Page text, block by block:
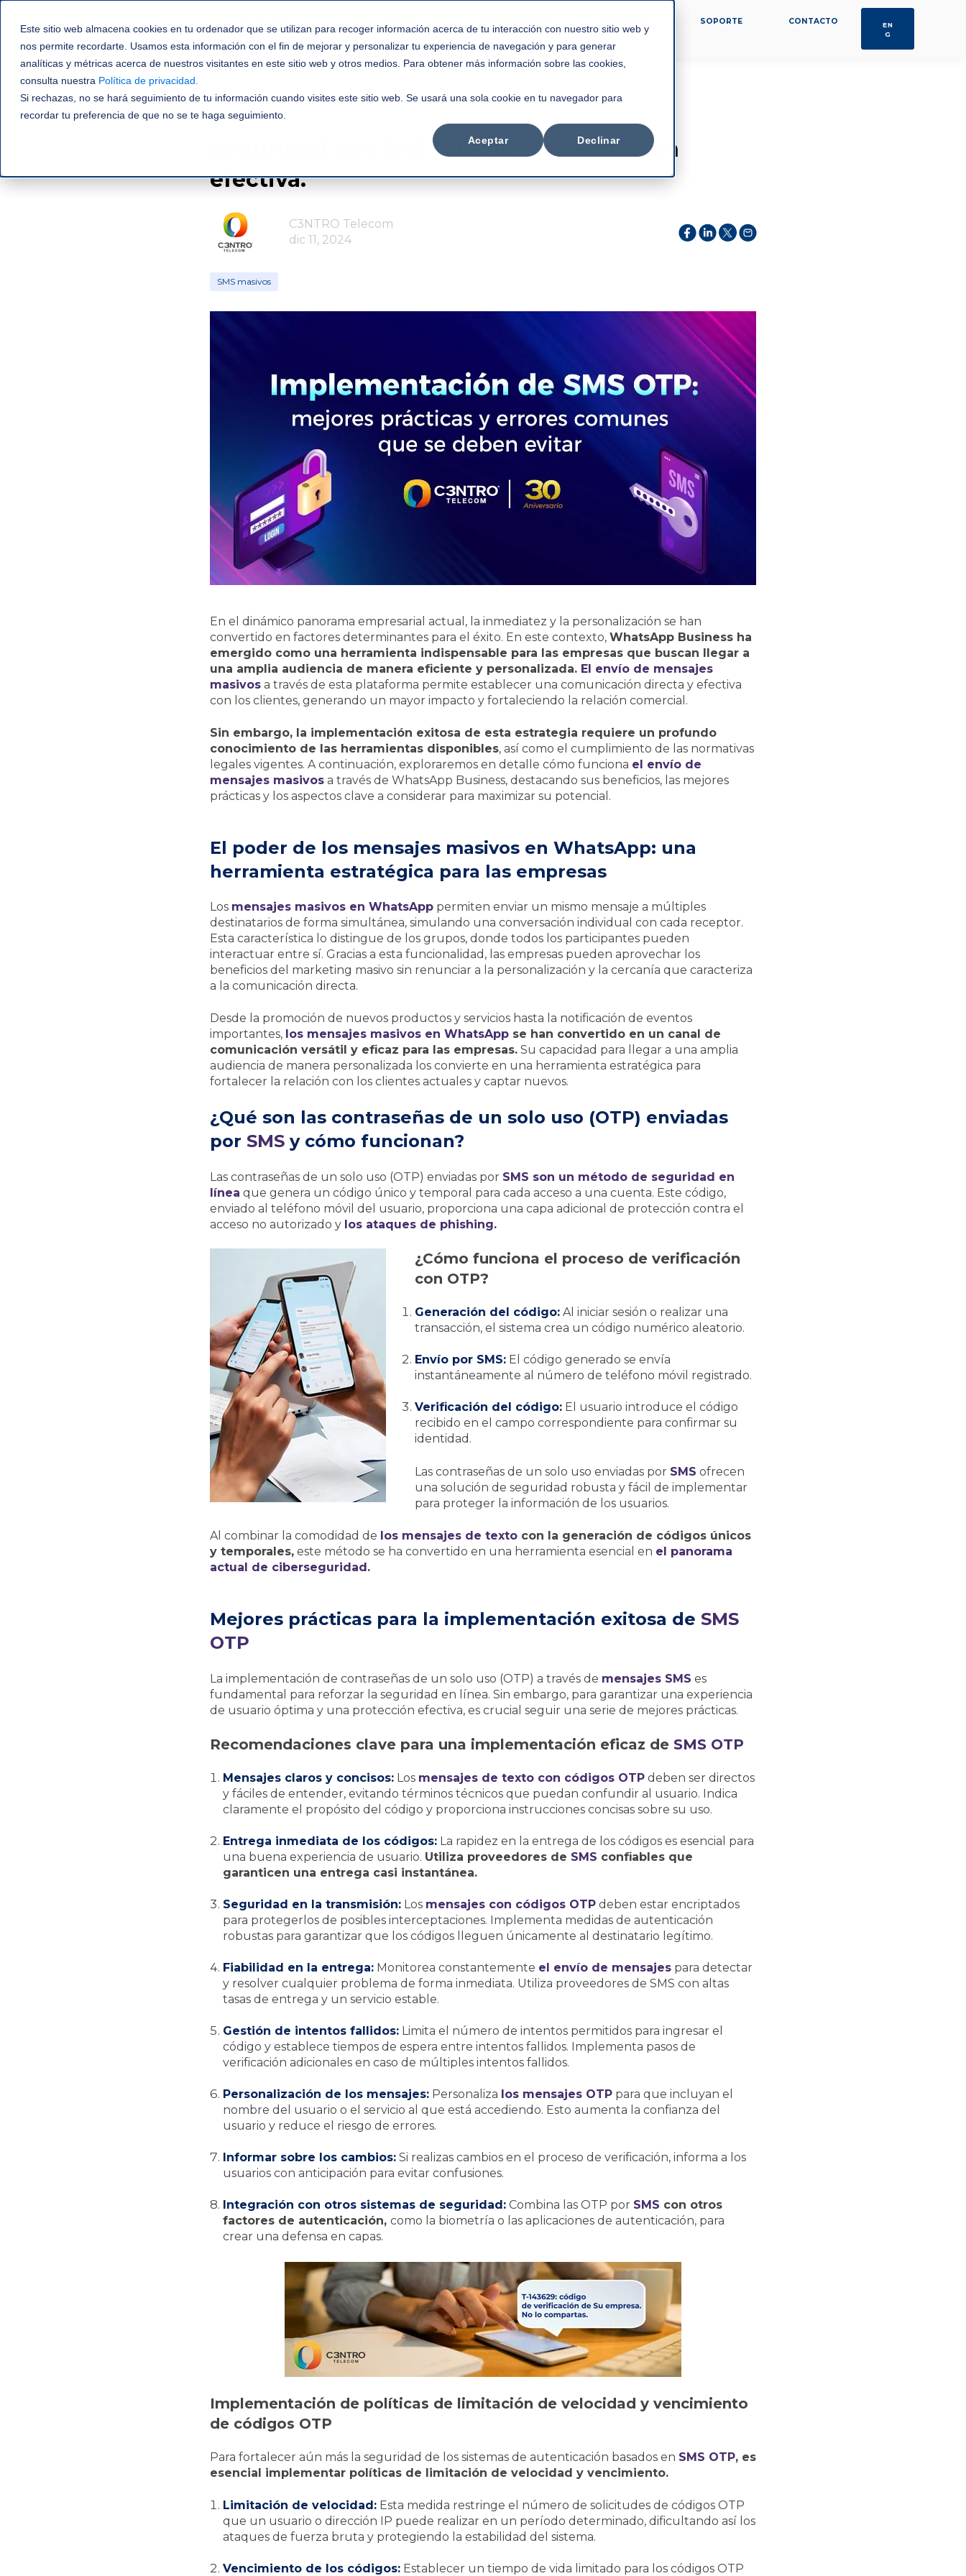
Este sitio web almacena cookies en tu ordenador que se utilizan para recoger información acerca de tu interacción con nuestro sitio web y
nos permite recordarte. Usamos esta información con el fin de mejorar y personalizar tu experiencia de navegación y para generar
analíticas y métricas acerca de nuestros visitantes en este sitio web y otros medios. Para obtener más información sobre las cookies,
consulta nuestra Política de privacidad
Si rechazas, no se hará seguimiento de tu información cuando visites este sitio web. Se usará una sola cookie en tu navegador para
recordar tu preferencia de que no se te haga seguimiento.
Aceptar Declinar
SOLUTIONS
GLOBAL
SOPORTE CONTACTO
EN
G
SMS masivos
Seguridad con SMS OTP: Implementación
efectiva.
C3NTRO Telecom
dic 11, 2024
SMS masivos
En el dinámico panorama empresarial actual, la inmediatez y la personalización se han
convertido en factores determinantes para el éxito. En este contexto, WhatsApp Business ha
emergido como una herramienta indispensable para las empresas que buscan llegar a
una amplia audiencia de manera eficiente y personalizada. El envío de mensajes
masivos a través de esta plataforma permite establecer una comunicación directa y efectiva
con los clientes, generando un mayor impacto y fortaleciendo la relación comercial.
Sin embargo, la implementación exitosa de esta estrategia requiere un profundo
conocimiento de las herramientas disponibles, así como el cumplimiento de las normativas
legales vigentes. A continuación, exploraremos en detalle cómo funciona el envío de
mensajes masivos a través de WhatsApp Business, destacando sus beneficios, las mejores
prácticas y los aspectos clave a considerar para maximizar su potencial.
El poder de los mensajes masivos en WhatsApp: una
herramienta estratégica para las empresas
Los mensajes masivos en WhatsApp permiten enviar un mismo mensaje a múltiples
destinatarios de forma simultánea, simulando una conversación individual con cada receptor.
Esta característica lo distingue de los grupos, donde todos los participantes pueden
interactuar entre sí. Gracias a esta funcionalidad, las empresas pueden aprovechar los
beneficios del marketing masivo sin renunciar a la personalización y la cercanía que caracteriza
a la comunicación directa.
Desde la promoción de nuevos productos y servicios hasta la notificación de eventos
importantes, los mensajes masivos en WhatsApp se han convertido en un canal de
comunicación versátil y eficaz para las empresas. Su capacidad para llegar a una amplia
audiencia de manera personalizada los convierte en una herramienta estratégica para
fortalecer la relación con los clientes actuales y captar nuevos.
¿Qué son las contraseñas de un solo uso (OTP) enviadas
por SMS y cómo funcionan?
Las contraseñas de un solo uso (OTP) enviadas por SMS son un método de seguridad en
línea que genera un código único y temporal para cada acceso a una cuenta. Este código,
enviado al teléfono móvil del usuario, proporciona una capa adicional de protección contra el
acceso no autorizado y los ataques de phishing.
¿Cómo funciona el proceso de verificación
con OTP?
Generación del código: Al iniciar sesión o realizar una
transacción, el sistema crea un código numérico aleatorio.
Envío por SMS: El código generado se envía
instantáneamente al número de teléfono móvil registrado.
Verificación del código: El usuario introduce el código
recibido en el campo correspondiente para confirmar su
identidad.
Las contraseñas de un solo uso enviadas por SMS ofrecen
una solución de seguridad robusta y fácil de implementar
para proteger la información de los usuarios.
Al combinar la comodidad de los mensajes de texto con la generación de códigos únicos
y temporales, este método se ha convertido en una herramienta esencial en el panorama
actual de ciberseguridad.
Mejores prácticas para la implementación exitosa de SMS
OTP
La implementación de contraseñas de un solo uso (OTP) a través de mensajes SMS es
fundamental para reforzar la seguridad en línea. Sin embargo, para garantizar una experiencia
de usuario óptima y una protección efectiva, es crucial seguir una serie de mejores prácticas.
Recomendaciones clave para una implementación eficaz de SMS OTP
Mensajes claros y concisos:Los mensajes de texto con códigos OTPdeben ser directos
y fáciles de entender, evitando términos técnicos que puedan confundir al usuario. Indica
claramente el propósito del código y proporciona instrucciones concisas sobre su uso.
Entrega inmediata de los códigos:La rapidez en la entrega de los códigos es esencial para
una buena experiencia de usuario. Utiliza proveedores de SMS confiables que
garanticen una entrega casi instantánea.
Seguridad en la transmisión:Los mensajes con códigos OTPdeben estar encriptados
para protegerlos de posibles interceptaciones. Implementa medidas de autenticación
robustas para garantizar que los códigos lleguen únicamente al destinatario legítimo.
Fiabilidad en la entrega:Monitorea constantemente el envío de mensajespara detectar
y resolver cualquier problema de forma inmediata. Utiliza proveedores de SMS con altas
tasas de entrega y un servicio estable.
Gestión de intentos fallidos:Limita el número de intentos permitidos para ingresar el
código y establece tiempos de espera entre intentos fallidos. Implementa pasos de
verificación adicionales en caso de múltiples intentos fallidos.
Personalización de los mensajes:Personaliza los mensajes OTPpara que incluyan el
nombre del usuario o el servicio al que está accediendo. Esto aumenta la confianza del
usuario y reduce el riesgo de errores.
Informar sobre los cambios:Si realizas cambios en el proceso de verificación, informa a los
usuarios con anticipación para evitar confusiones.
Integración con otros sistemas de seguridad:Combina las OTP por SMS con otros
factores de autenticación, como la biometría o las aplicaciones de autenticación, para
crear una defensa en capas.
Implementación de políticas de limitación de velocidad y vencimiento
de códigos OTP
Para fortalecer aún más la seguridad de los sistemas de autenticación basados en SMS OTP, es
esencial implementar políticas de limitación de velocidad y vencimiento.
Limitación de velocidad:Esta medida restringe el número de solicitudes de códigos OTP
que un usuario o dirección IP puede realizar en un período determinado, dificultando así los
ataques de fuerza bruta y protegiendo la estabilidad del sistema.
Vencimiento de los códigos:Establecer un tiempo de vida limitado para los códigos OTP